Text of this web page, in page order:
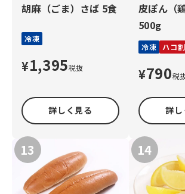
胡麻（ごま）さば 5食
冷凍
¥1,395税抜
詳しく見る
皮ぽん（
500g
冷凍 ハコ割
¥790税
詳し